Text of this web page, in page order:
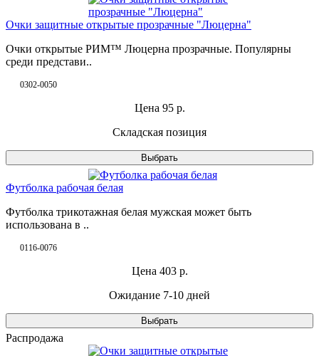
Очки защитные открытые прозрачные "Люцерна"
Очки открытые РИМ™ Люцерна прозрачные. Популярны
среди представи..
0302-0050
Цена 95 р.
Складская позиция
Выбрать
Футболка рабочая белая
Футболка трикотажная белая мужская может быть
использована в ..
0116-0076
Цена 403 р.
Ожидание 7-10 дней
Выбрать
Распродажа